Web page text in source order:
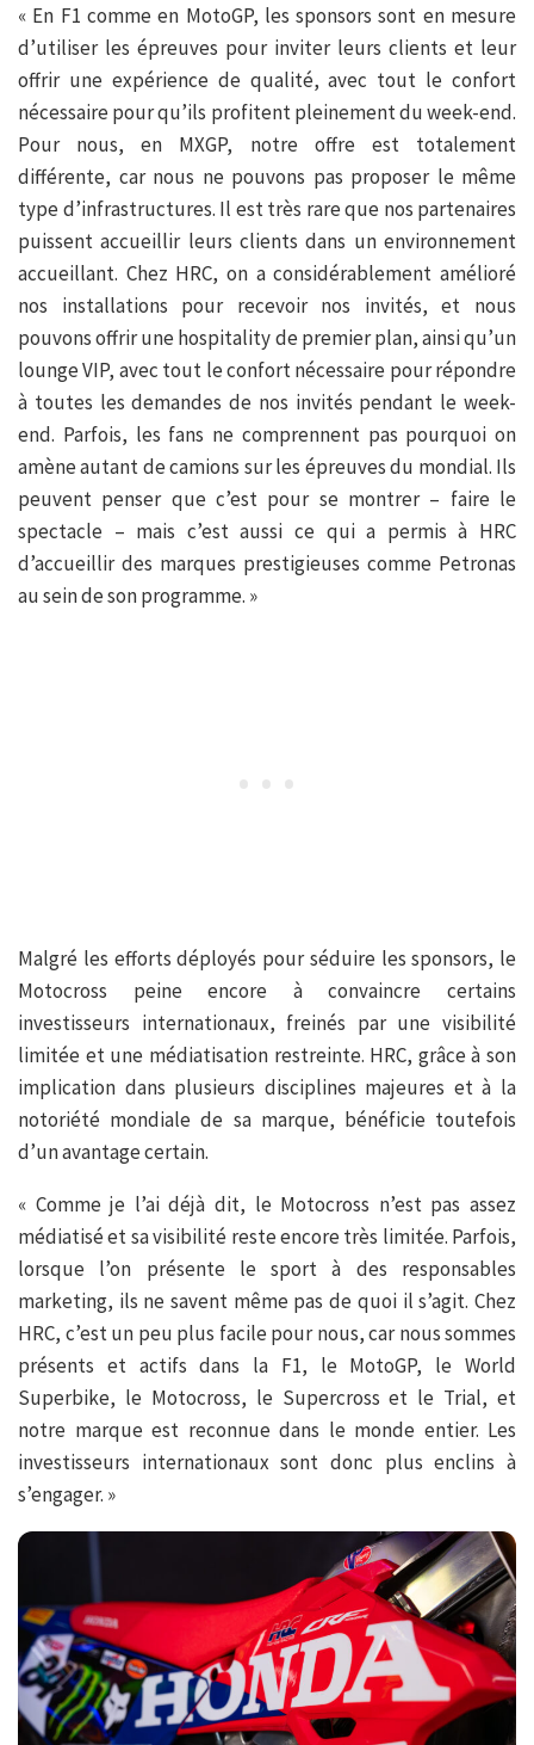
« En F1 comme en MotoGP, les sponsors sont en mesure
d’utiliser les épreuves pour inviter leurs clients et leur
offrir une expérience de qualité, avec tout le confort
nécessaire pour qu’ils profitent pleinement du week-end.
Pour nous, en MXGP, notre offre est totalement
différente, car nous ne pouvons pas proposer le même
type d’infrastructures. Il est très rare que nos partenaires
puissent accueillir leurs clients dans un environnement
accueillant. Chez HRC, on a considérablement amélioré
nos installations pour recevoir nos invités, et nous
pouvons offrir une hospitality de premier plan, ainsi qu’un
lounge VIP, avec tout le confort nécessaire pour répondre
à toutes les demandes de nos invités pendant le week-
end. Parfois, les fans ne comprennent pas pourquoi on
amène autant de camions sur les épreuves du mondial. Ils
peuvent penser que c’est pour se montrer – faire le
spectacle – mais c’est aussi ce qui a permis à HRC
d’accueillir des marques prestigieuses comme Petronas
au sein de son programme. »
Malgré les efforts déployés pour séduire les sponsors, le
Motocross peine encore à convaincre certains
investisseurs internationaux, freinés par une visibilité
limitée et une médiatisation restreinte. HRC, grâce à son
implication dans plusieurs disciplines majeures et à la
notoriété mondiale de sa marque, bénéficie toutefois
d’un avantage certain.
« Comme je l’ai déjà dit, le Motocross n’est pas assez
médiatisé et sa visibilité reste encore très limitée. Parfois,
lorsque l’on présente le sport à des responsables
marketing, ils ne savent même pas de quoi il s’agit. Chez
HRC, c’est un peu plus facile pour nous, car nous sommes
présents et actifs dans la F1, le MotoGP, le World
Superbike, le Motocross, le Supercross et le Trial, et
notre marque est reconnue dans le monde entier. Les
investisseurs internationaux sont donc plus enclins à
s’engager. »